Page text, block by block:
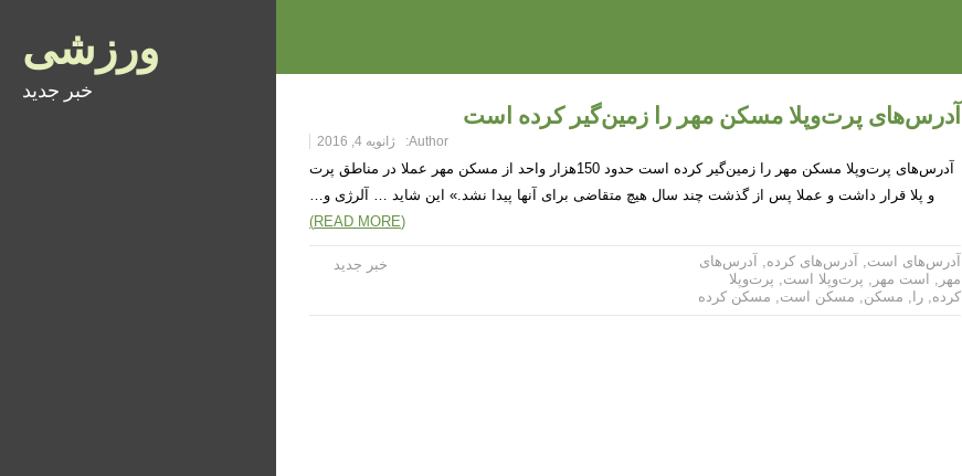
ورزشی
خبر جدید
آدرس‌های پرت‌وپلا مسکن مهر را زمین‌گیر کرده است
Author: ژانویه 4, 2016
آدرس‌های پرت‌وپلا مسکن مهر را زمین‌گیر کرده است حدود 150‌هزار واحد از مسکن مهر عملا در مناطق پرت
و پلا قرار داشت و عملا پس از گذشت چند سال هیچ متقاضی برای آنها پیدا نشد.» این شاید … آلرژی و…
(READ MORE)
خبر جدید آدرس‌های است, آدرس‌های کرده,
آدرس‌های
مهر , است مهر , پرت‌وپلا است, پرت‌وپلا
کرده, را , مسکن, مسکن است, مسکن کرده